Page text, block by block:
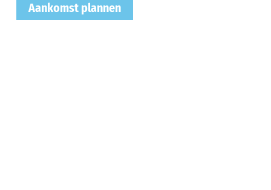
Aankomst plannen